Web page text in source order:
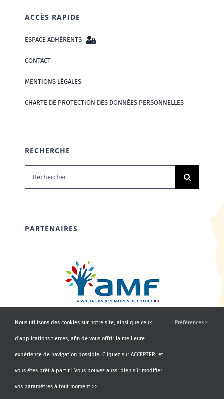
ACCÈS RAPIDE
ESPACE ADHÉRENTS
CONTACT
MENTIONS LÉGALES
CHARTE DE PROTECTION DES DONNÉES PERSONNELLES
RECHERCHE
Rechercher:
PARTENAIRES
Nous utilisons des cookies sur notre site, ainsi que ceux
d'applications tierces, afin de vous offrir la meilleure
expérience de navigation possible. Cliquez sur ACCEPTER, et
vous êtes prêt à partir ! Vous pouvez aussi bien sûr modifier
vos paramètres à tout moment >>
Préférences